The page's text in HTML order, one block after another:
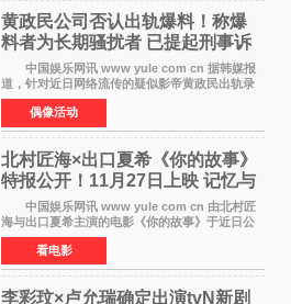
黄政民公司否认出轨爆料！称爆
料者为长期骚扰者 已提起刑事诉
中国娱乐网讯 www yule com cn 据韩媒报
道，针对近日网络流传的疑似影帝黄政民出轨录
音及短信爆料，黄政民所属经纪公司于今日正式
发表声明，明确否认相关传闻。 公司表示，
爆料者是一名长
偶像活动
北村匠海×出口夏希《你的故事》
特报公开！11月27日上映 记忆与
初恋的奇幻交织
中国娱乐网讯 www yule com cn 由北村匠
海与出口夏希主演的电影《你的故事》于近日公
开特报影像，正式定档11月27日上映。 本片
改编自三秋缒同名小说，编剧由曾执笔《孤独摇
滚！》的吉田惠
看电影
李彩玟×卢允瑞确定出演tvN新剧